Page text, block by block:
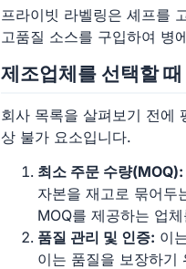
프라이빗 라벨링은 셰프를
고품질 소스를 구입하여 병
제조업체를 선택할
회사 목록을 살펴보기 전에
상 불가 요소입니다.
최소 주문 수량(MOQ):
자본을 재고로 묶어두
MOQ를 제공하는 업
품질 관리 및 인증: 이
이는 품질을 보장하기